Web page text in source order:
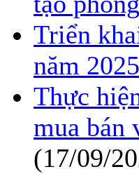
Triển
năm
Thực
mua bán
(17/09/